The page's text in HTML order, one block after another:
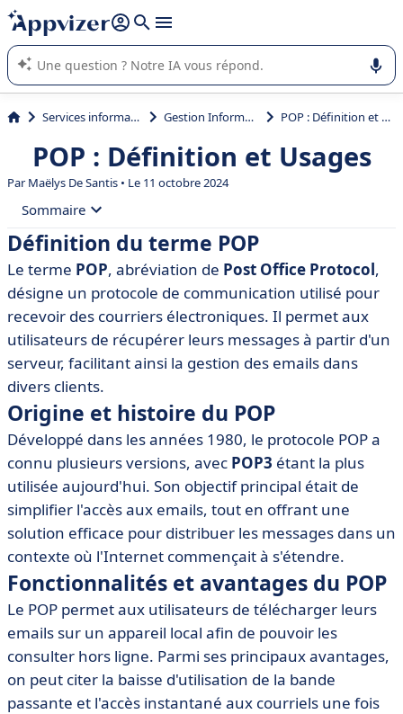
répondre (plusieurs lignes avec
L'IA de Appvizer vous guide dans l'utilisation ou la sélection de
logiciel SaaS en entreprise.
Services informatiques Gestion Informatique POP : Définition et Usages
POP : Définition et Usages
ParMaëlys De Santis • Le 11 octobre 2024
Sommaire
• Définition du terme POP
• Origine et histoire du POP
• Fonctionnalités et avantages du POP
• Différences entre POP et autres protocoles de
messagerie
• Recommandations de logiciels utilisant le POP
• Exemples d'utilisation du POP dans des applications
• Conclusion sur l'importance du POP
Définition du terme POP
Le terme POP, abréviation de Post Office Protocol,
désigne un protocole de communication utilisé pour
recevoir des courriers électroniques. Il permet aux
utilisateurs de récupérer leurs messages à partir d'un
serveur, facilitant ainsi la gestion des emails dans
divers clients.
Origine et histoire du POP
Développé dans les années 1980, le protocole POP a
connu plusieurs versions, avec POP3 étant la plus
utilisée aujourd'hui. Son objectif principal était de
simplifier l'accès aux emails, tout en offrant une
solution efficace pour distribuer les messages dans un
contexte où l'Internet commençait à s'étendre.
Fonctionnalités et avantages du POP
Le POP permet aux utilisateurs de télécharger leurs
emails sur un appareil local afin de pouvoir les
consulter hors ligne. Parmi ses principaux avantages,
on peut citer la baisse d'utilisation de la bande
passante et l'accès instantané aux courriels une fois